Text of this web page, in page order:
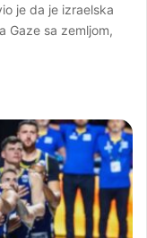
je da je izraelska
Gaze sa zemljom,